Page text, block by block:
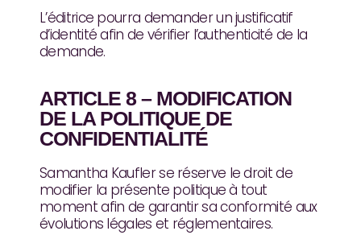
L’éditrice pourra demander un justificatif
d’identité afin de vérifier l’authenticité de la
demande.
ARTICLE 8 – MODIFICATION
DE LA POLITIQUE DE
CONFIDENTIALITÉ
Samantha Kaufler se réserve le droit de
modifier la présente politique à tout
moment afin de garantir sa conformité aux
évolutions légales et réglementaires.